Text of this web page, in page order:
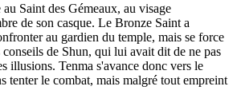
au Saint des Gémeaux, au visage
de son casque. Le Bronze Saint a
au gardien du temple, mais se force
de Shun, qui lui avait dit de ne pas
illusions. Tenma s'avance donc vers le
tenter le combat, mais malgré tout empreint